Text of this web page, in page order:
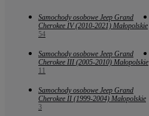
Samochody osobowe Jeep Grand
Cherokee IV (2010-2021) Małopolskie
54
Samochody osobowe Jeep Grand
Cherokee III (2005-2010) Małopolskie
11
Samochody osobowe Jeep Grand
Cherokee II (1999-2004) Małopolskie
3